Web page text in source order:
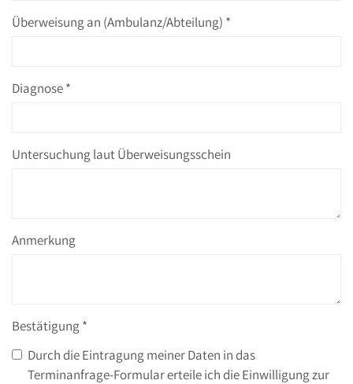
Überweisung an (Ambulanz/Abteilung) *
Diagnose*
Untersuchung laut Überweisungsschein
Anmerkung
Bestätigung *
Durch die Eintragung meiner Daten in das
Terminanfrage-Formular erteile ich die Einwilligung zur